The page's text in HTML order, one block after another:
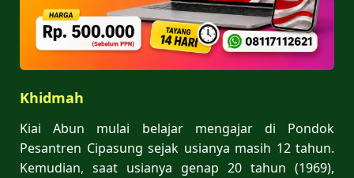
Khidmah
Kiai Abun mulai belajar mengajar di Pondok
Pesantren Cipasung sejak usianya masih 12 tahun.
Kemudian, saat usianya genap 20 tahun (1969),